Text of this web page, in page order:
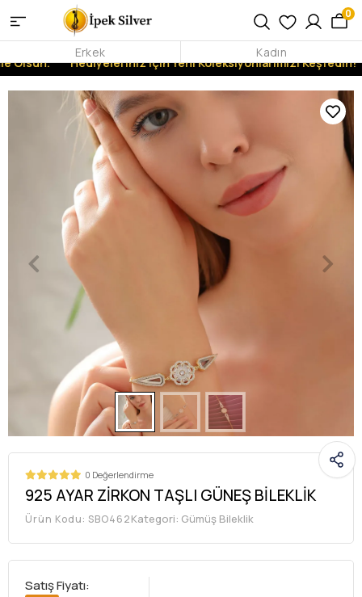
Olsun. Hediyeleriniz İçin Yeni Koleksiyonlarımızı Keşfedin!
0
Erkek Kadın
0 Değerlendirme
925 AYAR ZİRKON TAŞLI GÜNEŞ BİLEKLİK
Ürün Kodu: SBO462Kategori: Gümüş Bileklik
Satış Fiyatı: